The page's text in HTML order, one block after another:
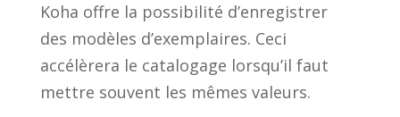
Koha offre la possibilité d’enregistrer
des modèles d’exemplaires. Ceci
accélèrera le catalogage lorsqu’il faut
mettre souvent les mêmes valeurs.